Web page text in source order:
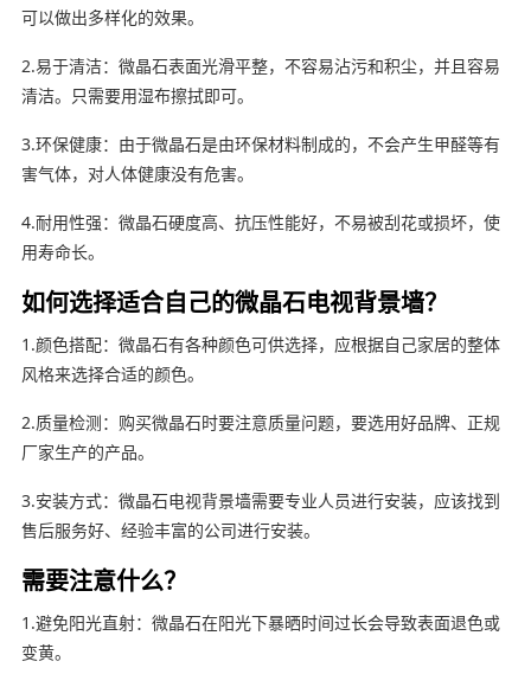
可以做出多样化的效果。
2.易于清洁：微晶石表面光滑平整，不容易沾污和积尘，并且容易
清洁。只需要用湿布擦拭即可。
3.环保健康：由于微晶石是由环保材料制成的，不会产生甲醛等有
害气体，对人体健康没有危害。
4.耐用性强：微晶石硬度高、抗压性能好，不易被刮花或损坏，使
用寿命长。
如何选择适合自己的微晶石电视背景墙？
1.颜色搭配：微晶石有各种颜色可供选择，应根据自己家居的整体
风格来选择合适的颜色。
2.质量检测：购买微晶石时要注意质量问题，要选用好品牌、正规
厂家生产的产品。
3.安装方式：微晶石电视背景墙需要专业人员进行安装，应该找到
售后服务好、经验丰富的公司进行安装。
需要注意什么？
1.避免阳光直射：微晶石在阳光下暴晒时间过长会导致表面退色或
变黄。